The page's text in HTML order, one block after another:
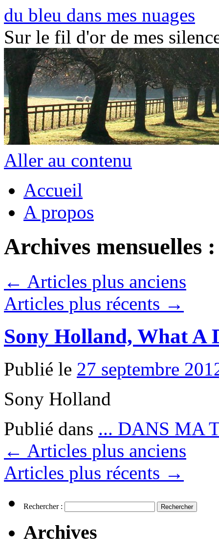
du bleu dans mes nuages
Sur le fil d'or de mes
Aller au contenu
Accueil
A propos
Archives mensuelles
← Articles plus anciens
Articles plus récents →
Sony Holland, What A
Publié le 27 septembre
Sony Holland
Publié dans ... DANS MA
← Articles plus anciens
Articles plus récents →
Rechercher :
Archives